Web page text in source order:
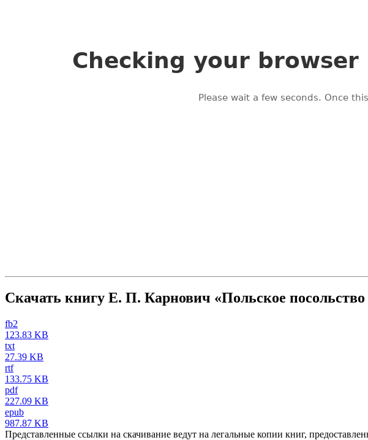
Скачать книгу Е. П. Карнович «Польское
fb2
123.83 KB
txt
27.39 KB
rtf
133.75 KB
pdf
227.09 KB
epub
987.87 KB
Представленные ссылки на скачивание ведут на легальные копии книг,